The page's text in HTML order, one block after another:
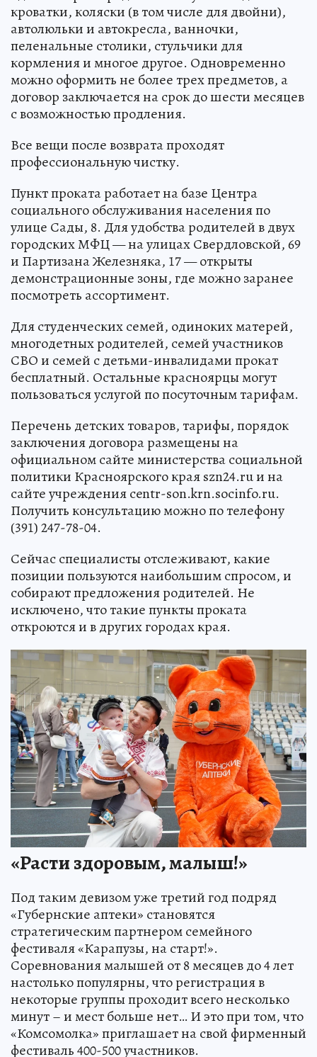
кроватки, коляски (в том числе для двойни),
автолюльки и автокресла, ванночки,
пеленальные столики, стульчики для
кормления и многое другое. Одновременно
можно оформить не более трех предметов, а
договор заключается на срок до шести месяцев
с возможностью продления.
Все вещи после возврата проходят
профессиональную чистку.
Пункт проката работает на базе Центра
социального обслуживания населения по
улице Сады, 8. Для удобства родителей в двух
городских МФЦ — на улицах Свердловской, 69
и Партизана Железняка, 17 — открыты
демонстрационные зоны, где можно заранее
посмотреть ассортимент.
Для студенческих семей, одиноких матерей,
многодетных родителей, семей участников
СВО и семей с детьми-инвалидами прокат
бесплатный. Остальные красноярцы могут
пользоваться услугой по посуточным тарифам.
Перечень детских товаров, тарифы, порядок
заключения договора размещены на
официальном сайте министерства социальной
политики Красноярского края szn24.ru и на
сайте учреждения centr-son.krn.socinfo.ru.
Получить консультацию можно по телефону
(391) 247-78-04.
Сейчас специалисты отслеживают, какие
позиции пользуются наибольшим спросом, и
собирают предложения родителей. Не
исключено, что такие пункты проката
откроются и в других городах края.
«Расти здоровым, малыш!»
Под таким девизом уже третий год подряд
«Губернские аптеки» становятся
стратегическим партнером семейного
фестиваля «Карапузы, на старт!».
Соревнования малышей от 8 месяцев до 4 лет
настолько популярны, что регистрация в
некоторые группы проходит всего несколько
минут – и мест больше нет… И это при том, что
«Комсомолка» приглашает на свой фирменный
фестиваль 400-500 участников.